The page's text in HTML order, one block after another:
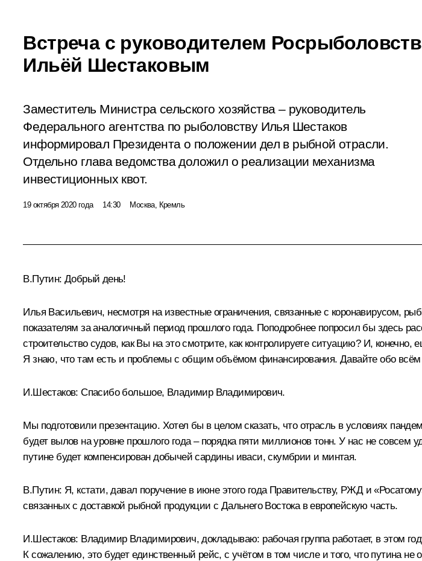
Встреча с руководителем
Ильёй Шестаковым
Заместитель Министра сельского хозяйства – руководитель
Федерального агентства по рыболовству Илья Шестаков
информировал Президента о положении дел в рыбной отрасли.
Отдельно глава ведомства доложил о реализации механизма
инвестиционных квот.
19 октября 2020 года 14:30 Москва, Кремль
В.Путин: Добрый день!
Илья Васильевич, несмотря на известные ограничения, связанные с коронавирусом,
показателям за аналогичный период прошлого года. Поподробнее попросил бы здесь
строительство судов, как Вы на это смотрите, как контролируете ситуацию? И,
Я знаю, что там есть и проблемы с общим объёмом финансирования. Давайте обо всём
И.Шестаков: Спасибо большое, Владимир Владимирович.
Мы подготовили презентацию. Хотел бы в целом сказать, что отрасль в условиях
будет вылов на уровне прошлого года – порядка пяти миллионов тонн. У нас не совсем
путине будет компенсирован добычей сардины иваси, скумбрии и минтая.
В.Путин: Я, кстати, давал поручениев июне этого года Правительству, РЖД и
связанных с доставкой рыбной продукции с Дальнего Востока в европейскую часть.
И.Шестаков: Владимир Владимирович, докладываю: рабочая группа работает, в этом
К сожалению, это будет единственный рейс, с учётом в том числе и того, что путина не